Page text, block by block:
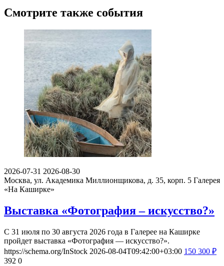
Смотрите также события
2026-07-31 2026-08-30
Москва, ул. Академика Миллионщикова, д. 35, корп. 5 Галерея
«На Каширке»
Выставка «Фотография – искусство?»
С 31 июля по 30 августа 2026 года в Галерее на Каширке
пройдет выставка «Фотография — искусство?».
https://schema.org/InStock 2026-08-04T09:42:00+03:00 150 300 ₽
392 0